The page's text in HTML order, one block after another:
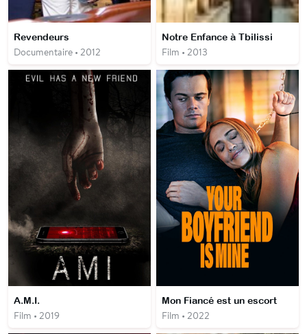
Revendeurs
Documentaire • 2012
Notre Enfance à Tbilissi
Film • 2013
A.M.I.
Film • 2019
Mon Fiancé est un escort
Film • 2022